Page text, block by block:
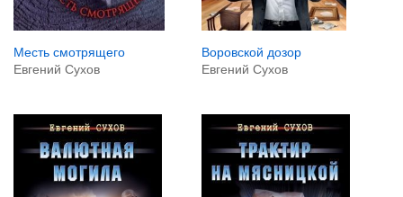
Месть смотрящего
Евгений Сухов
Воровской дозор
Евгений Сухов